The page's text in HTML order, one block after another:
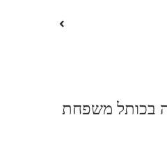
בכותל משפחת